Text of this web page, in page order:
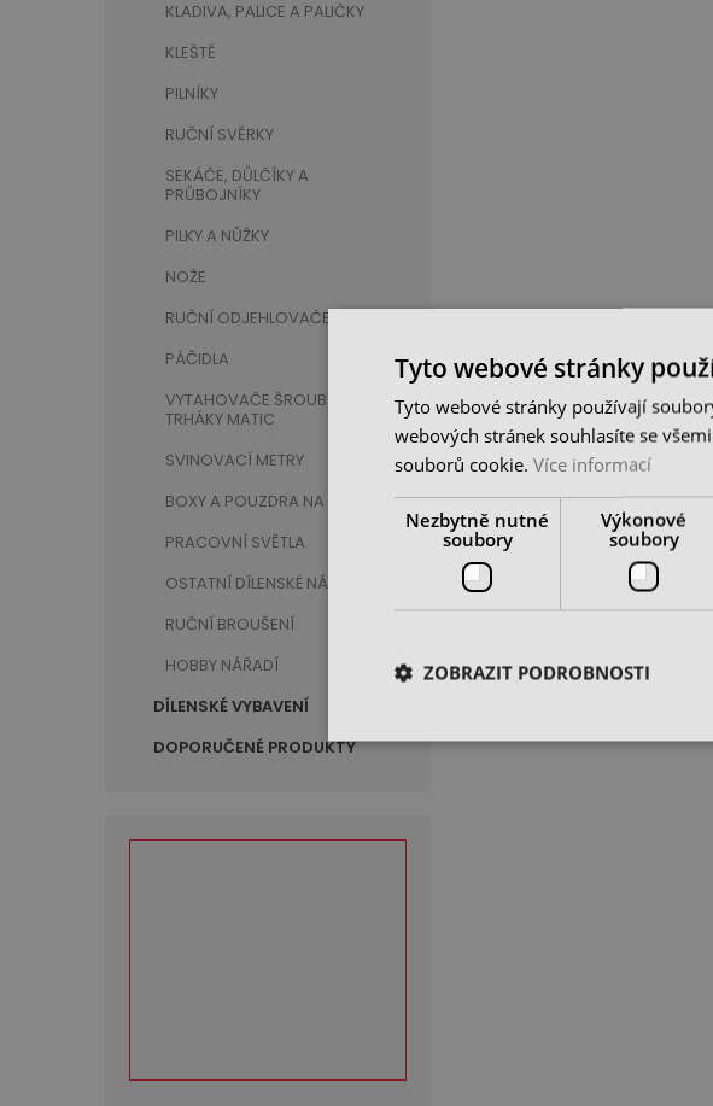
KLADIVA, PALICE A PALIČKY
KLEŠTĚ
PILNÍKY
RUČNÍ SVĚRKY
SEKÁČE, DŮLČÍKY A
PRŮBOJNÍKY
PILKY A NŮŽKY
NOŽE
RUČNÍ ODJEHLOVAČE
PÁČIDLA
VYTAHOVAČE ŠROUBŮ A
TRHÁKY MATIC
SVINOVACÍ METRY
BOXY A POUZDRA NA NÁŘADÍ
PRACOVNÍ SVĚTLA
OSTATNÍ DÍLENSKÉ NÁŘADÍ
RUČNÍ BROUŠENÍ
HOBBY NÁŘADÍ
DÍLENSKÉ VYBAVENÍ
DOPORUČENÉ PRODUKTY
Tyto webové stránky
Tyto webové stránky používají
webových stránek souhlasíte se
souborů cookie. Více informací
Nezbytně nutné
soubory
Výkonové
soubory
ZOBRAZIT PODROBNOSTI